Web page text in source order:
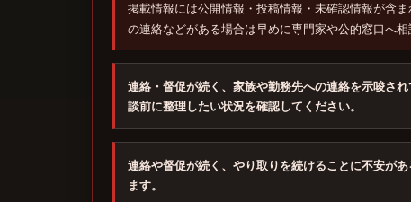
掲載情報には公開情報・投稿情報・未確認情報が含
の連絡などがある場合は早めに専門家や公的窓口へ相
連絡・督促が続く、家族や勤務先への連絡を示唆さ
談前に整理したい状況を確認してください。
連絡や督促が続く、やり取りを続けることに不安が
ます。